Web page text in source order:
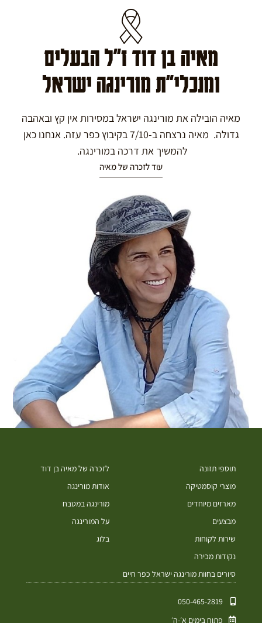
מאיה בן דוד ז"ל הבעלים
ומנכלי"ת מורינגה ישראל
מאיה הובילה את מורינגה ישראל במסירות אין קץ ובאהבה
גדולה. מאיה נרצחה ב-7/10 בקיבוץ כפר עזה. אנחנו כאן
להמשיך את דרכה במורינגה.
עוד לזכרה של מאיה
תוספי תזונה
מוצרי קוסמטיקה
מארזים מיוחדים
מבצעים
שירות לקוחות
נקודות מכירה
סיורים בחוות מורינגה ישראל כפר חיים
לזכרה של מאיה בן דוד
אודות מורינגה
מורינגה במטבח
על המורינגה
בלוג
050-465-2819⁩
פתוח בימים א׳-ה׳